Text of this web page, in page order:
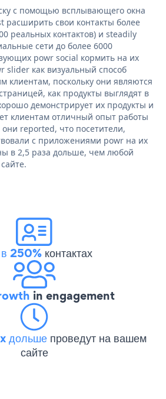
с помощью всплывающего окна
расширить свои контакты более
реальных контактов) и steadily
сети до более 6000
powr social кормить на их
slider как визуальный способ
клиентам, поскольку они являются
как продукты выглядят в
демонстрирует их продукты и
клиентам отличный опыт работы
reported, что посетители,
с приложениями powr на их
в 2,5 раза дольше, чем любой
в 250%контактах
in engagement
дольше проведут на вашем
сайте